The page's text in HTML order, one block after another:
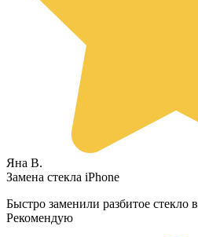
Яна В.
Замена стекла iPhone
Быстро заменили разбитое стекло
Рекомендую